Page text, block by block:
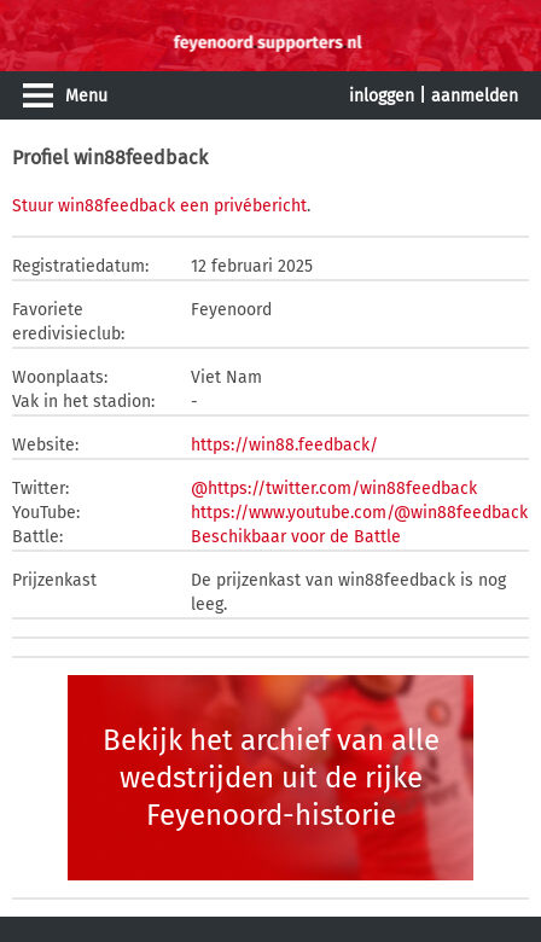
Menu inloggen aanmelden
Profiel win88feedback
Stuur win88feedback een privébericht.
Registratiedatum: 12 februari 2025
Favoriete
eredivisieclub:
Feyenoord
Woonplaats:
Viet Nam
Vak in het stadion:
-
Website: https://win88.feedback/
Twitter:
@https://twitter.com/win88feedback
YouTube:
https://www.youtube.com/@win88feedback
Battle:
Beschikbaar voor de Battle
Prijzenkast
De prijzenkast van win88feedback is nog
leeg.
Bekijk het archief van alle
wedstrijden uit de rijke
Feyenoord-historie